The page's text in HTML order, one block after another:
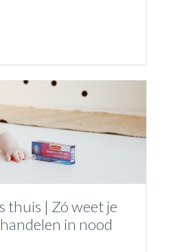
thuis | Zó weet je
in nood